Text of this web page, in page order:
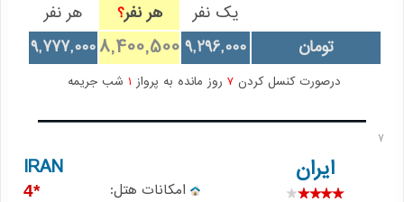
یک نفر
هر نفر؟
هر نفر
تومان
9,296,000
8,400,500
9,777,000
درصورت کنسل کردن 7 روز مانده به پرواز شب جریمه
7
ایران IRAN
امکانات هتل: *4